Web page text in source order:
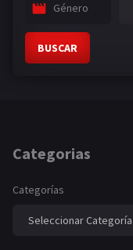
Género
BUSCAR
Categorias
Categorías